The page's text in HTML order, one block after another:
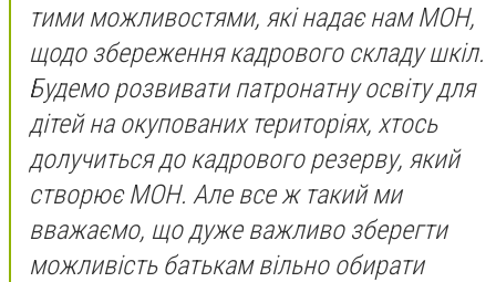
тими можливостями, які надає нам МОН,
щодо збереження кадрового складу шкіл.
Будемо розвивати патронатну освіту для
дітей на окупованих територіях, хтось
долучиться до кадрового резерву, який
створює МОН. Але все ж такий ми
вважаємо, що дуже важливо зберегти
можливість батькам вільно обирати